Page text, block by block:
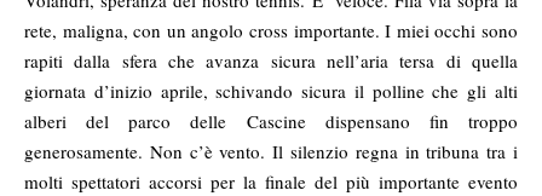
rete, maligna, con un angolo cross importante. I miei occhi sono
rapiti dalla sfera che avanza sicura nell’aria tersa di quella
giornata d’inizio aprile, schivando sicura il polline che gli alti
alberi del parco delle Cascine dispensano fin troppo
generosamente. Non c’è vento. Il silenzio regna in tribuna tra i
molti spettatori accorsi per la finale del più importante evento